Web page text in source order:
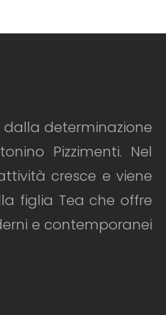
dalla determinazione
Pizzimenti. Nel
cresce e viene
figlia Tea che offre
e contemporanei